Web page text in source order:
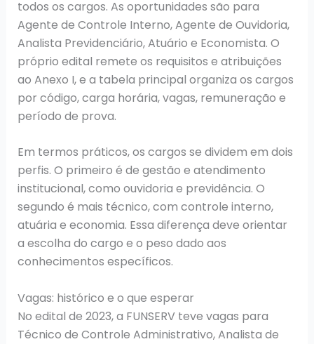
todos os cargos. As oportunidades são para
Agente de Controle Interno, Agente de Ouvidoria,
Analista Previdenciário, Atuário e Economista. O
próprio edital remete os requisitos e atribuições
ao Anexo I, e a tabela principal organiza os cargos
por código, carga horária, vagas, remuneração e
período de prova.
Em termos práticos, os cargos se dividem em dois
perfis. O primeiro é de gestão e atendimento
institucional, como ouvidoria e previdência. O
segundo é mais técnico, com controle interno,
atuária e economia. Essa diferença deve orientar
a escolha do cargo e o peso dado aos
conhecimentos específicos.
Vagas: histórico e o que esperar
No edital de 2023, a FUNSERV teve vagas para
Técnico de Controle Administrativo, Analista de